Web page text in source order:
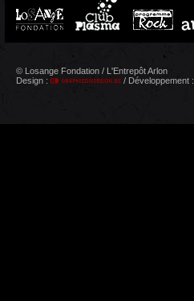
© Losange Fondation / L'Entrepôt Arlon
Design :
/ Développement :